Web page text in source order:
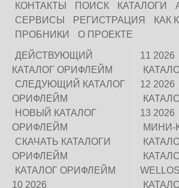
КОНТАКТЫ ПОИСК КАТАЛОГИ
СЕРВИСЫ
РЕГИСТРАЦИЯ КАК
ПРОБНИКИ
О ПРОЕКТЕ
ДЕЙСТВУЮЩИЙ
КАТАЛОГ ОРИФЛЕЙМ
СЛЕДУЮЩИЙ КАТАЛОГ
ОРИФЛЕЙМ
НОВЫЙ КАТАЛОГ
ОРИФЛЕЙМ
СКАЧАТЬ КАТАЛОГИ
ОРИФЛЕЙМ
КАТАЛОГ ОРИФЛЕЙМ
10 2026
11 2026
12 2026
13 2026
МИНИ-